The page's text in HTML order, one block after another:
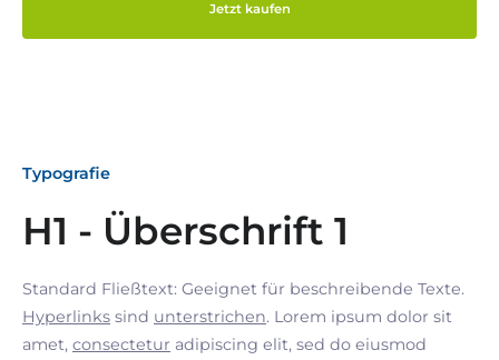
Jetzt kaufen
Typografie
H1 - Überschrift 1
Standard Fließtext: Geeignet für beschreibende Texte.
Hyperlinks sind unterstrichen. Lorem ipsum dolor sit
amet, consectetur adipiscing elit, sed do eiusmod